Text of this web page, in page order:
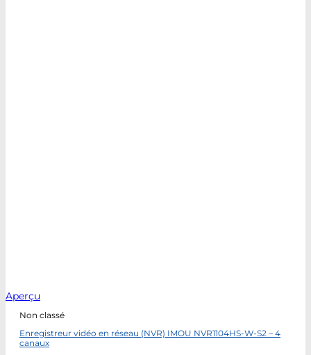
Aperçu
Non classé
Enregistreur vidéo en réseau (NVR) IMOU NVR1104HS-W-S2 – 4
canaux